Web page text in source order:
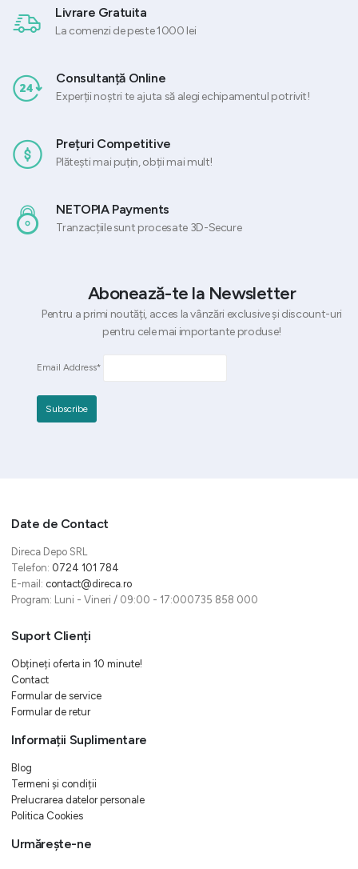
Livrare Gratuita
La comenzi de peste 1000 lei
Consultanță Online
Experții noștri te ajuta să alegi echipamentul potrivit!
Prețuri Competitive
Plătești mai puțin, obții mai mult!
NETOPIA Payments
Tranzacțiile sunt procesate 3D-Secure
Abonează-te la Newsletter
Pentru a primi noutăți, acces la vânzări exclusive și discount-uri
pentru cele mai importante produse!
Email Address*
Date de Contact
Direca Depo SRL
Telefon: 0724 101 784
E-mail: contact@direca.ro
Program: Luni - Vineri / 09:00 - 17:000735 858 000
Suport Clienți
Obțineți oferta in 10 minute!
Contact
Formular de service
Formular de retur
Informații Suplimentare
Blog
Termeni și condiții
Prelucrarea datelor personale
Politica Cookies
Urmărește-ne